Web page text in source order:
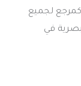
كمرجع لجميع
في